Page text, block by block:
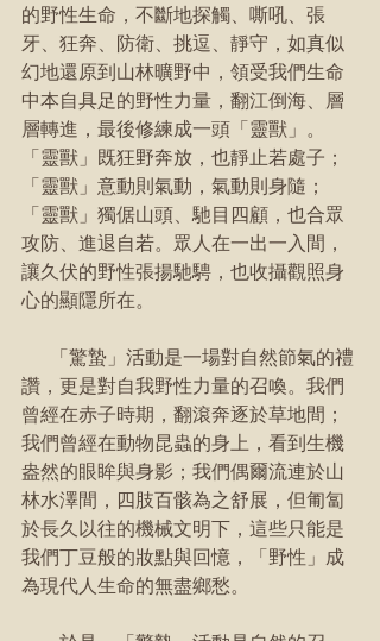
的野性生命，不斷地探觸、嘶吼、張
牙、狂奔、防衛、挑逗、靜守，如真似
幻地還原到山林曠野中，領受我們生命
中本自具足的野性力量，翻江倒海、層
層轉進，最後修練成一頭「靈獸」。
「靈獸」既狂野奔放，也靜止若處子；
「靈獸」意動則氣動，氣動則身隨；
「靈獸」獨倨山頭、馳目四顧，也合眾
攻防、進退自若。眾人在一出一入間，
讓久伏的野性張揚馳騁，也收攝觀照身
心的顯隱所在。
讚，更是對自我野性力量的召喚。我們
曾經在赤子時期，翻滾奔逐於草地間；
我們曾經在動物昆蟲的身上，看到生機
盎然的眼眸與身影；我們偶爾流連於山
林水澤間，四肢百骸為之舒展，但匍匐
於長久以往的機械文明下，這些只能是
我們丁豆般的妝點與回憶，「野性」成
為現代人生命的無盡鄉愁。